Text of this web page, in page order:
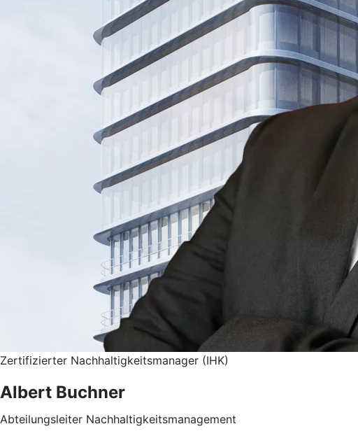
Zertifizierter Nachhaltigkeitsmanager (IHK)
Albert Buchner
Abteilungsleiter Nachhaltigkeitsmanagement